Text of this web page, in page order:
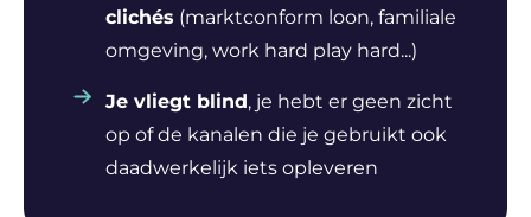
clichés (marktconform loon, familiale
omgeving, work hard play hard...)
Je vliegt blind, je hebt er geen zicht
op of de kanalen die je gebruikt ook
daadwerkelijk iets opleveren